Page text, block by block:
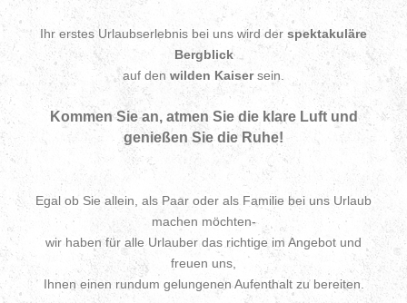
Ihr erstes Urlaubserlebnis bei uns wird der spektakuläre
Bergblick
auf den wilden Kaisersein.
Kommen Sie an, atmen Sie die klare Luft und
genießen Sie die Ruhe!
Egal ob Sie allein, als Paar oder als Familie bei uns Urlaub
machen möchten-
wir haben für alle Urlauber das richtige im Angebot und
freuen uns,
Ihnen einen rundum gelungenen Aufenthalt zu bereiten.